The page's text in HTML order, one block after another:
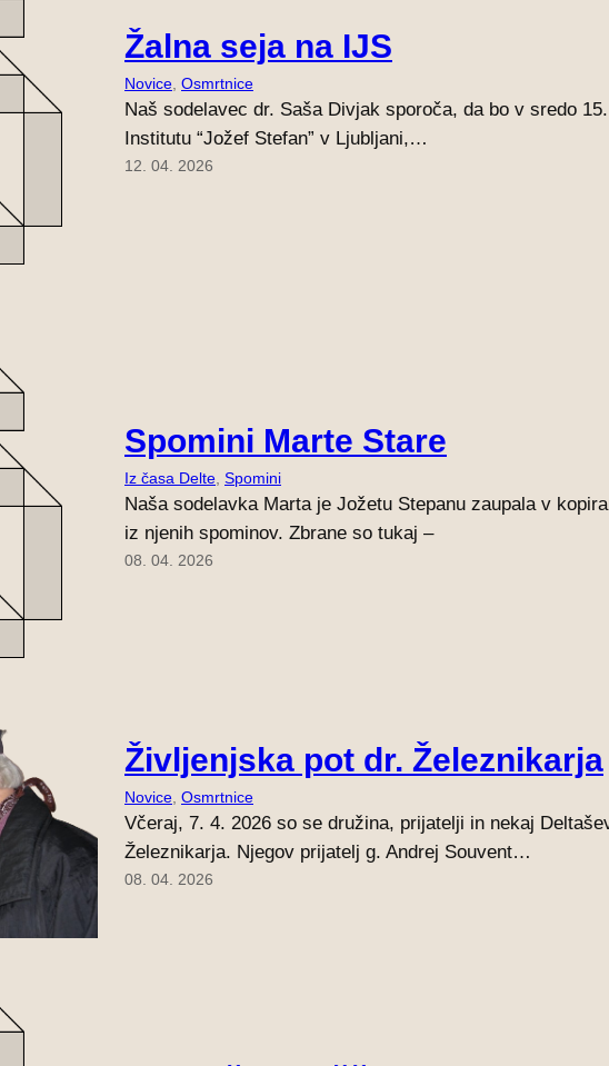
Žalna seja na IJS
Novice Osmrtnice
Naš sodelavec dr. Saša Divjak sporoča, da bo v sredo
Institutu “Jožef Stefan” v Ljubljani,…
12. 04. 2026
Spomini Marte Stare
Iz časa Delte Spomini
Naša sodelavka Marta je Jožetu Stepanu zaupala v
iz njenih spominov. Zbrane so tukaj –
08. 04. 2026
Življenjska pot dr. Železnikarja
Novice Osmrtnice
Včeraj, 7. 4. 2026 so se družina, prijatelji in nekaj
Železnikarja. Njegov prijatelj g. Andrej Souvent…
08. 04. 2026